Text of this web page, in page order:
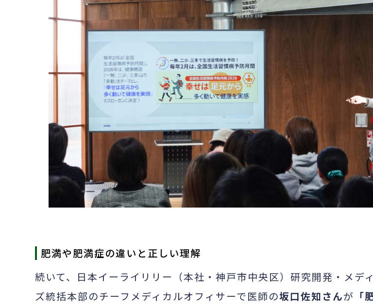
肥満や肥満症の違いと正しい理解
続いて、日本イーライリリー（本社・神戸市中央区）研究開発・メデ
ズ統括本部のチーフメディカルオフィサーで医師の坂口佐知さんが 「